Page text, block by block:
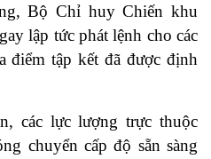
Bộ Chỉ huy Chiến khu
lập tức phát lệnh cho các
điểm tập kết đã được định
các lực lượng trực thuộc
chuyển cấp độ sẵn sàng